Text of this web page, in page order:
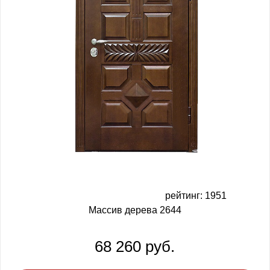
рейтинг: 1951
Массив дерева 2644
68 260 руб.